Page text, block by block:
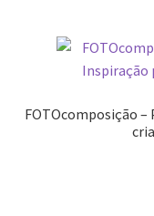
FOTOcomposição –